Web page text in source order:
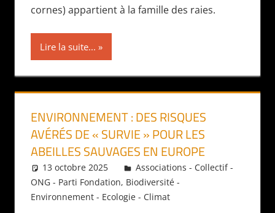
cornes) appartient à la famille des raies.
Lire la suite...
ENVIRONNEMENT : DES RISQUES
AVÉRÉS DE « SURVIE » POUR LES
ABEILLES SAUVAGES EN EUROPE
13 octobre 2025 Daniel
Associations - Collectif -
ONG - Parti Fondation, Biodiversité -
Environnement - Ecologie - Climat